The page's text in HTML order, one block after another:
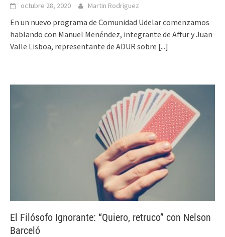
octubre 28, 2020 Martin Rodriguez
En un nuevo programa de Comunidad Udelar comenzamos
hablando con Manuel Menéndez, integrante de Affur y Juan
Valle Lisboa, representante de ADUR sobre [...]
El Filósofo Ignorante: “Quiero, retruco” con Nelson
Barceló